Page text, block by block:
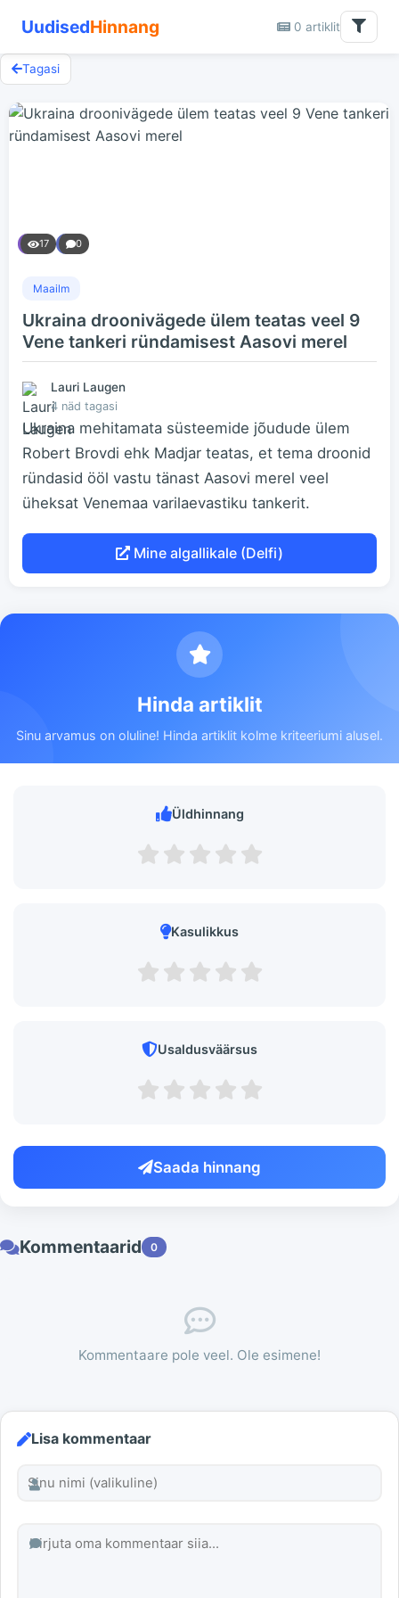
UudisedHinnang 0 artiklit
Tagasi
17 0
Maailm
Ukraina droonivägede ülem teatas veel 9
Vene tankeri ründamisest Aasovi merel
Lauri Laugen
4 näd tagasi
Ukraina mehitamata süsteemide jõudude ülem
Robert Brovdi ehk Madjar teatas, et tema droonid
ründasid ööl vastu tänast Aasovi merel veel
üheksat Venemaa varilaevastiku tankerit.
Mine algallikale (Delfi)
Hinda artiklit
Sinu arvamus on oluline! Hinda artiklit kolme kriteeriumi alusel.
Üldhinnang
Kasulikkus
Usaldusväärsus
Saada hinnang
Kommentaarid 0
Kommentaare pole veel. Ole esimene!
Lisa kommentaar